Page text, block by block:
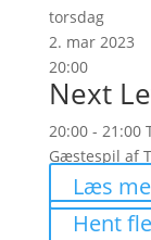
torsdag
2. mar 2023
20:00
Next
20:00 - 21:00
Gæstespil af
Læs
Hent